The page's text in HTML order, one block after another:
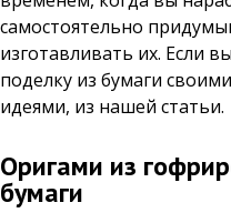
самостоятельно
изготавливать их. Если
поделку из бумаги
идеями, из нашей статьи.
Оригами из
бумаги